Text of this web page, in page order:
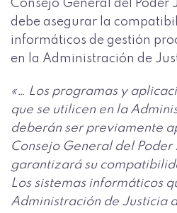
Consejo General del Poder
debe asegurar la
informáticos de gestión
en la Administración de
«… Los programas y
que se utilicen en la
deberán ser previamente
Consejo General del
garantizará su
Los sistemas informáticos
Administración de Justicia